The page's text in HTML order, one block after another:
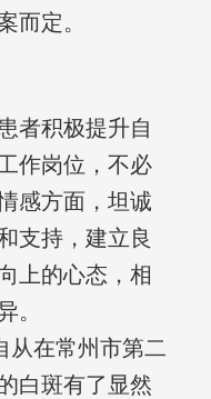
而定。
者积极提升自
作岗位，不必
感方面，坦诚
支持，建立良
上的心态，相
。
从在常州市第二
白斑有了显然